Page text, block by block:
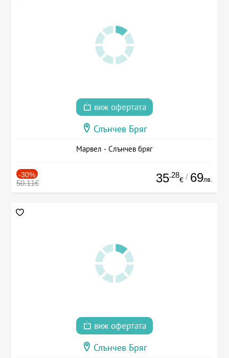
виж офертата
Слънчев Бряг
Марвел - Слънчев бряг
-30%
50.11€ 35.28
€ / 69лв.
виж офертата
Слънчев Бряг